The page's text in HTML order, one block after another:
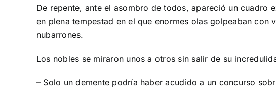
De repente, ante el asombro de todos, apareció un cuadro
en plena tempestad en el que enormes olas golpeaban
nubarrones.
Los nobles se miraron unos a otros sin salir de su
– Solo un demente podría haber acudido a un concurso